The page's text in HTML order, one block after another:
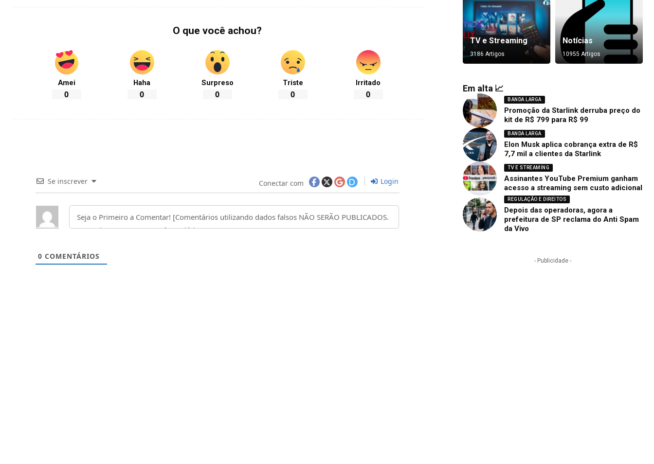
O que você achou?
Amei
0
Haha
0
Surpreso
0
Triste
0
Irritado
0
Se inscrever Conectar com Login
0 COMENTÁRIOS
TV e Streaming
3186 Artigos
Notícias
10955 Artigos
Em alta 📈
BANDA LARGA
Promoção da Starlink derruba preço do
kit de R$ 799 para R$ 99
BANDA LARGA
Elon Musk aplica cobrança extra de R$
7,7 mil a clientes da Starlink
TV E STREAMING
Assinantes YouTube Premium ganham
acesso a streaming sem custo adicional
REGULAÇÃO E DIREITOS
Depois das operadoras, agora a
prefeitura de SP reclama do Anti Spam
da Vivo
- Publicidade -